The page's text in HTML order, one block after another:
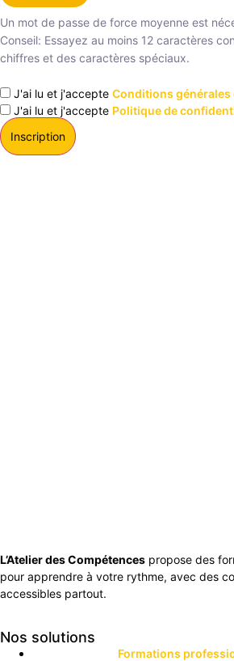
Un mot de passe de force moyenne est
Conseil: Essayez au moins 12 caractères
chiffres et des caractères spéciaux.
J'ai lu et j'accepte Conditions
J'ai lu et j'accepte Politique de
L’Atelier des Compétences propose des
pour apprendre à votre rythme, avec des
accessibles partout.
Nos solutions
Formations